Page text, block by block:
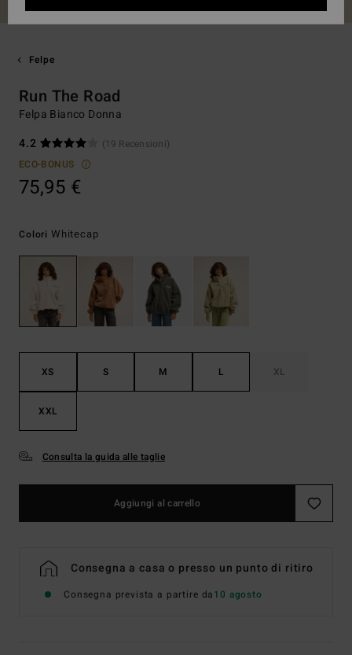
Felpe
Run The Road
Felpa Bianco Donna
4.2
(19 Recensioni)
ECO-BONUS
75,95 €
Colori Whitecap
XS S M L XL
XXL
Consulta la guida alle taglie
Aggiungi al carrello
Consegna a casa o presso un punto di ritiro
Consegna prevista a partire da10 agosto